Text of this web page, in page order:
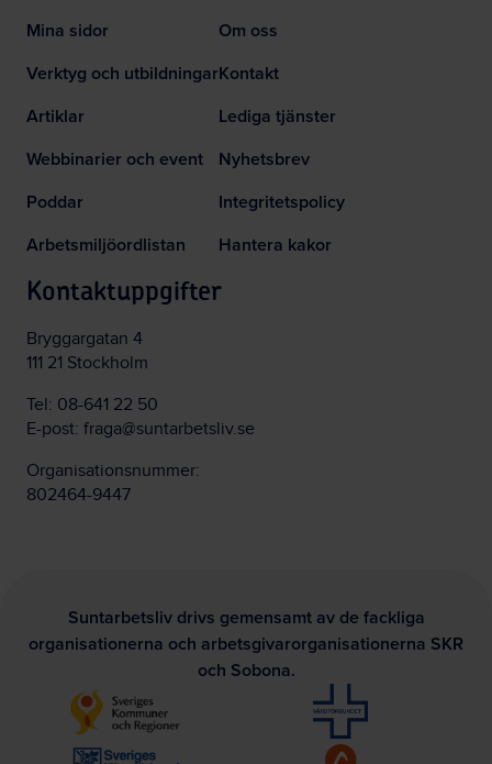
Mina sidor
Verktyg och utbildningar
Artiklar
Webbinarier och event
Poddar
Arbetsmiljöordlistan
Om oss
Kontakt
Lediga tjänster
Nyhetsbrev
Integritetspolicy
Hantera kakor
Kontaktuppgifter
Bryggargatan 4
111 21 Stockholm
Tel: 08-641 22 50
E-post: fraga@suntarbetsliv.se
Organisationsnummer:
802464-9447
Suntarbetsliv drivs gemensamt av de fackliga
organisationerna och arbetsgivarorganisationerna SKR
och Sobona.